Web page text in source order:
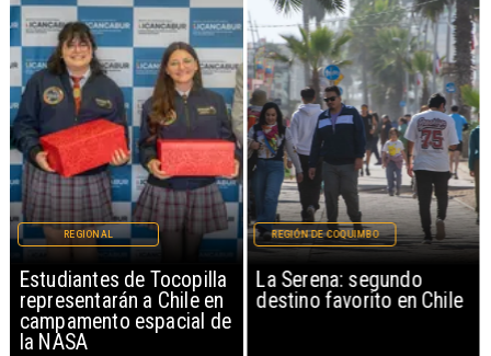
Estudiantes de Tocopilla
representarán a Chile en
campamento espacial de
la NASA
REGIONAL
La Serena: segundo
destino favorito en Chile
REGIÓN DE COQUIMBO